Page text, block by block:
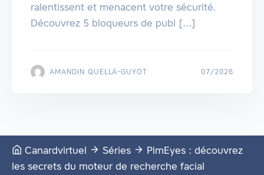
ralentissent et menacent votre sécurité.
Découvrez 5 bloqueurs de publ [...]
AMANDIN QUELLA-GUYOT 07/2026
Canardvirtuel Séries
PimEyes : découvrez
les secrets du moteur de recherche facial